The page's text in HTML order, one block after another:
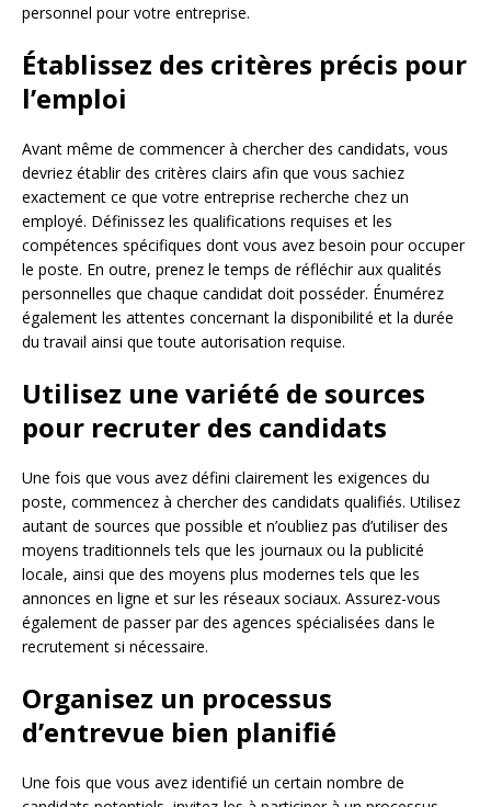
personnel pour votre entreprise.
Établissez des critères précis pour
l’emploi
Avant même de commencer à chercher des candidats, vous
devriez établir des critères clairs afin que vous sachiez
exactement ce que votre entreprise recherche chez un
employé. Définissez les qualifications requises et les
compétences spécifiques dont vous avez besoin pour occuper
le poste. En outre, prenez le temps de réfléchir aux qualités
personnelles que chaque candidat doit posséder. Énumérez
également les attentes concernant la disponibilité et la durée
du travail ainsi que toute autorisation requise.
Utilisez une variété de sources
pour recruter des candidats
Une fois que vous avez défini clairement les exigences du
poste, commencez à chercher des candidats qualifiés. Utilisez
autant de sources que possible et n’oubliez pas d’utiliser des
moyens traditionnels tels que les journaux ou la publicité
locale, ainsi que des moyens plus modernes tels que les
annonces en ligne et sur les réseaux sociaux. Assurez-vous
également de passer par des agences spécialisées dans le
recrutement si nécessaire.
Organisez un processus
d’entrevue bien planifié
Une fois que vous avez identifié un certain nombre de